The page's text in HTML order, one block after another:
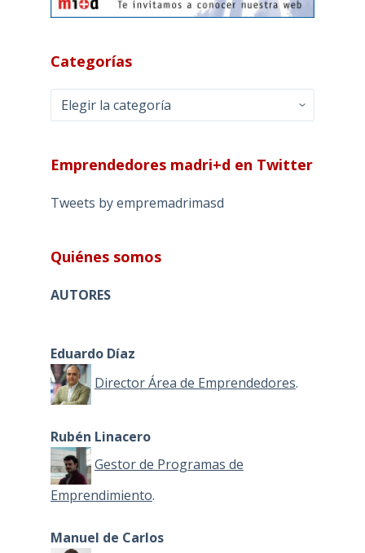
Categorías
Categorías
Emprendedores madri+d en Twitter
Tweets by empremadrimasd
Quiénes somos
AUTORES
Eduardo Díaz
Director Área de Emprendedores.
Rubén Linacero
Gestor de Programas de
Emprendimiento.
Manuel de Carlos